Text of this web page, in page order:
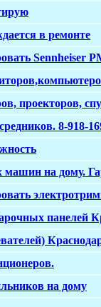
в ремонте
Sennheiser
проекторов,
8-918-
на дому.
панелей
на дому